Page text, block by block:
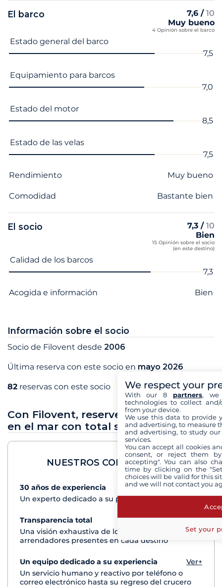
El barco 7,6 / 10
Muy bueno
4 Opinión sobre el barco
Nombre del criterio Nota
Estado general del barco
7,5
Equipamiento para barcos
7,0
Estado del motor
8,5
Estado de las velas
7,5
Rendimiento Muy bueno
Comodidad Bastante bien
El socio 7,3 / 10
Bien
15 Opinión sobre el socio
(en este destino)
Nombre del criterio
Calidad de los barcos
7,3
Acogida e información Bien
Información sobre el socio
Socio de Filovent desde 2006
Última reserva con este socio en mayo 2026
82 reservas con este socio
Con Filovent, reserve sus vacaciones
en el mar con total seguridad
NUESTROS COMPROMISOS
30 años de experiencia
Ver+
Un experto dedicado a su proyecto de crucero
Transparencia total
Ver+
Una visión exhaustiva de los barcos de todos los
arrendadores presentes en cada destino
Un equipo dedicado a su experiencia
Ver+
Un servicio humano y reactivo por teléfono o
correo electrónico hasta su regreso del crucero
We respect your
With our 8 partners, we
technologies to collect
from your device.
We use this data to provide
and advertising, to measure
and advertising, to study
services.
You can accept all cookies
consent, or reject them
accepting". You can also
time by clicking on the
choices will be valid for this
and we will not contact you
Set your